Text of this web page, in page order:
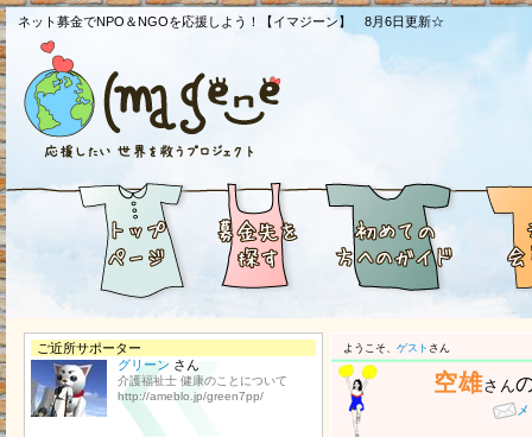
ネット募金でNPO＆NGOを応援しよう！【イマジーン】 8月6日更新☆
ご近所サポーター
グリーン さん
介護福祉士 健康のことについて
http://ameblo.jp/green7pp/
ようこそ、 ゲスト さん
空雄さん